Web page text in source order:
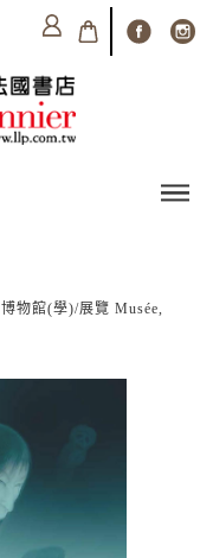
博物館(學)/展覽 Musée,